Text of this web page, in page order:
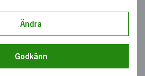
för Nokias
lyckas vissa företag
lösningar för framtiden
tåget? Hur kan företag bli
Ändra
Godkänn